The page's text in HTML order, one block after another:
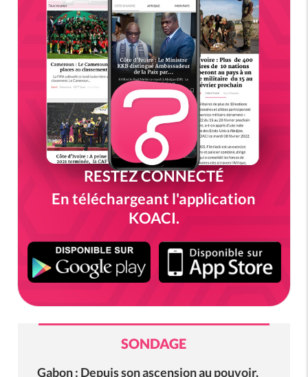
RESTEZ CONNECTÉ
En téléchargeant l'application
KOACI.
SONDAGE
Gabon : Depuis son ascension au pouvoir,